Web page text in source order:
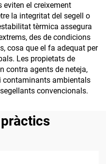
el creixement
la integritat del segell o
tèrmica assegura
des de condicions
cosa que el fa adequat per
Les propietats de
contra agents de neteja,
contaminants ambientals
convencionals.